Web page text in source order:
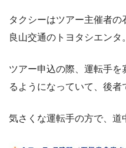
タクシーはツアー主催者の
良山交通のトヨタシエンタ
ツアー申込の際、運転手
るようになっていて、後者
気さくな運転手の方で、道